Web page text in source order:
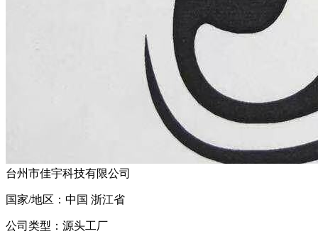
台州市佳宇科技有限公司
国家/地区 ：中国 浙江省
公司类型 ：源头工厂